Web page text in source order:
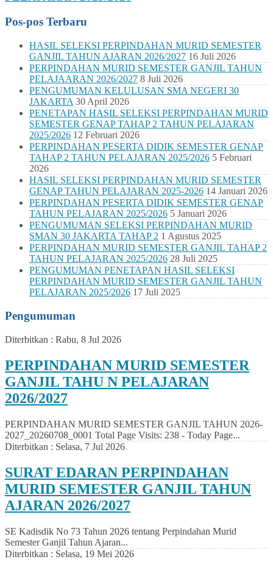
Pos-pos Terbaru
HASIL SELEKSI PERPINDAHAN MURID SEMESTER
GANJIL TAHUN AJARAN 2026/2027 16 Juli 2026
PERPINDAHAN MURID SEMESTER GANJIL TAHUN
PELAJAARAN 2026/2027 8 Juli 2026
PENGUMUMAN KELULUSAN SMA NEGERI 30
JAKARTA 30 April 2026
PENETAPAN HASIL SELEKSI PERPINDAHAN MURID
SEMESTER GENAP TAHAP 2 TAHUN PELAJARAN
2025/2026 12 Februari 2026
PERPINDAHAN PESERTA DIDIK SEMESTER GENAP
TAHAP 2 TAHUN PELAJARAN 2025/2026 5 Februari
2026
HASIL SELEKSI PERPINDAHAN MURID SEMESTER
GENAP TAHUN PELAJARAN 2025-2026 14 Januari 2026
PERPINDAHAN PESERTA DIDIK SEMESTER GENAP
TAHUN PELAJARAN 2025/2026 5 Januari 2026
PENGUMUMAN SELEKSI PERPINDAHAN MURID
SMAN 30 JAKARTA TAHAP 2 1 Agustus 2025
PERPINDAHAN MURID SEMESTER GANJIL TAHAP 2
TAHUN PELAJARAN 2025/2026 28 Juli 2025
PENGUMUMAN PENETAPAN HASIL SELEKSI
PERPINDAHAN MURID SEMESTER GANJIL TAHUN
PELAJARAN 2025/2026 17 Juli 2025
Pengumuman
Diterbitkan : Rabu, 8 Jul 2026
PERPINDAHAN MURID SEMESTER
GANJIL TAHU N PELAJARAN
2026/2027
PERPINDAHAN MURID SEMESTER GANJIL TAHUN 2026-
2027_20260708_0001 Total Page Visits: 238 - Today Page...
Diterbitkan : Selasa, 7 Jul 2026
SURAT EDARAN PERPINDAHAN
MURID SEMESTER GANJIL TAHUN
AJARAN 2026/2027
SE Kadisdik No 73 Tahun 2026 tentang Perpindahan Murid
Semester Ganjil Tahun Ajaran...
Diterbitkan : Selasa, 19 Mei 2026